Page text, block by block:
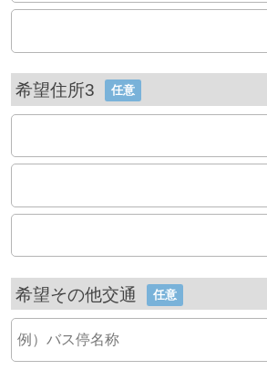
希望住所3 任意
希望その他交通 任意